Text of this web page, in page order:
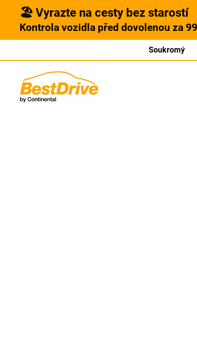
🏖️ Vyrazte na cesty bez starostí
Kontrola vozidla před dovolenou za
Soukromý